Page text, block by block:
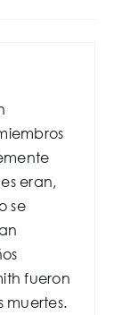
eran,
se
fueron
muertes.